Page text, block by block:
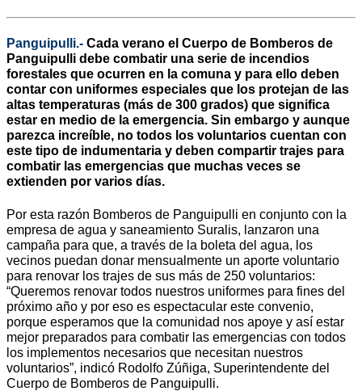
Panguipulli.- Cada verano el Cuerpo de Bomberos de
Panguipulli debe combatir una serie de incendios
forestales que ocurren en la comuna y para ello deben
contar con uniformes especiales que los protejan de las
altas temperaturas (más de 300 grados) que significa
estar en medio de la emergencia. Sin embargo y aunque
parezca increíble, no todos los voluntarios cuentan con
este tipo de indumentaria y deben compartir trajes para
combatir las emergencias que muchas veces se
extienden por varios días.
Por esta razón Bomberos de Panguipulli en conjunto con la
empresa de agua y saneamiento Suralis, lanzaron una
campaña para que, a través de la boleta del agua, los
vecinos puedan donar mensualmente un aporte voluntario
para renovar los trajes de sus más de 250 voluntarios:
“Queremos renovar todos nuestros uniformes para fines del
próximo año y por eso es espectacular este convenio,
porque esperamos que la comunidad nos apoye y así estar
mejor preparados para combatir las emergencias con todos
los implementos necesarios que necesitan nuestros
voluntarios”, indicó Rodolfo Zúñiga, Superintendente del
Cuerpo de Bomberos de Panguipulli.